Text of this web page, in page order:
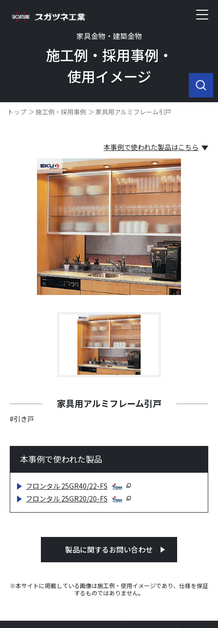
家具金物・建築金物
施工例・採用事例・
使用イメージ
トップ 施工例・採用事例 家具用アルミフレーム引戸
本事例で使われた製品はこちら
家具用アルミフレーム引戸
#引き戸
本事例で使われた製品
フロンタル 25GR40/22-FS
フロンタル 25GR20/20-FS
製品に関するお問い合わせ
※本サイトに掲載している画像は施工例・使用イメージであり、仕様を保証
するものではありません。